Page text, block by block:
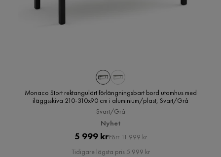
Monaco Stort rektangulärt förlängningsbart bord utomhus med
iläggsskiva 210-310x90 cm i aluminium/plast, Svart/Grå
Svart/Grå
Nyhet
Pris
5 999 krOriginal
Pris
Förr 11 999 kr
Tidigare lägsta pris 5 999 kr